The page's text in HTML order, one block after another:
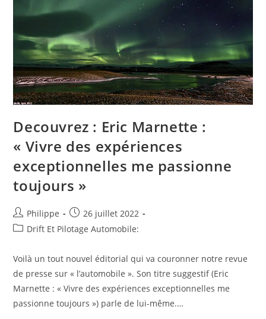
Filiale
Nergie
GreenYellow
Ardian
Decouvrez : Eric Marnette :
« Vivre des expériences
exceptionnelles me passionne
toujours »
Auteur/autrice
de
Philippe
Post
published:
26 juillet 2022
PostDrift Et Pilotage Automobile:
Voilà un tout nouvel éditorial qui va couronner notre revue
de presse sur « l’automobile ». Son titre suggestif (Eric
Marnette : « Vivre des expériences exceptionnelles me
passionne toujours ») parle de lui-même.…